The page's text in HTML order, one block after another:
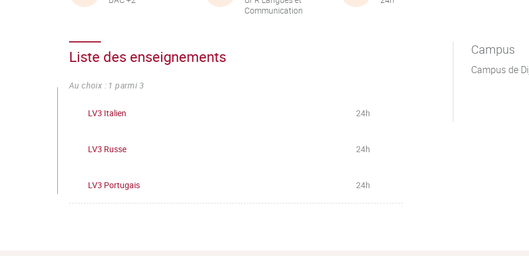
Communication
Liste des enseignements
Au choix : 1 parmi 3
LV3 Italien 24h
LV3 Russe 24h
LV3 Portugais 24h
Campus
Campus de